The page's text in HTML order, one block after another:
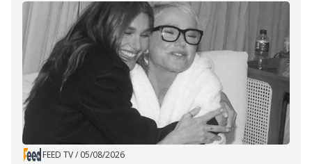
FEED TV/ 05/08/2026